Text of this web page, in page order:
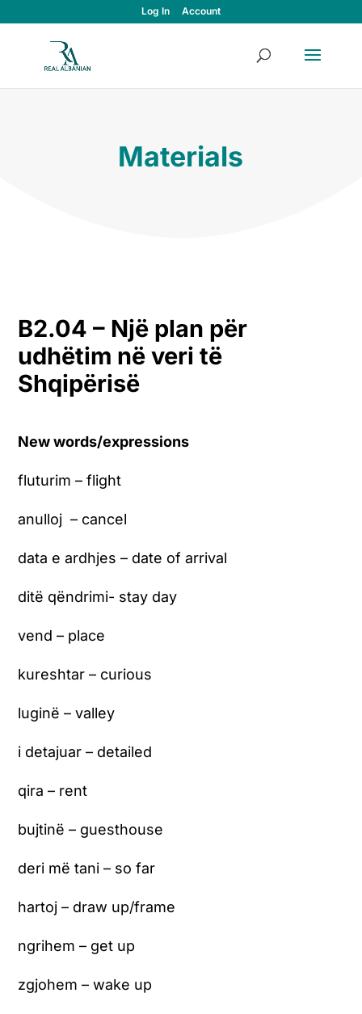
Log In Account
Materials
B2.04 – Një plan për
udhëtim në veri të
Shqipërisë
New words/expressions
fluturim – flight
anulloj – cancel
data e ardhjes – date of arrival
ditë qëndrimi- stay day
vend – place
kureshtar – curious
luginë – valley
i detajuar – detailed
qira – rent
bujtinë – guesthouse
deri më tani – so far
hartoj – draw up/frame
ngrihem – get up
zgjohem – wake up